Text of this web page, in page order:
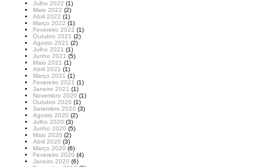
Julho 2022 (1)
Maio 2022 (2)
Abril 2022 (1)
Março 2022 (1)
Fevereiro 2022 (1)
Outubro 2021 (2)
Agosto 2021 (2)
Julho 2021 (1)
Junho 2021 (5)
Maio 2021 (1)
Abril 2021 (1)
Março 2021 (1)
Fevereiro 2021 (1)
Janeiro 2021 (1)
Novembro 2020 (1)
Outubro 2020 (1)
Setembro 2020 (3)
Agosto 2020 (2)
Julho 2020 (3)
Junho 2020 (5)
Maio 2020 (2)
Abril 2020 (3)
Março 2020 (6)
Fevereiro 2020 (4)
Janeiro 2020 (6)